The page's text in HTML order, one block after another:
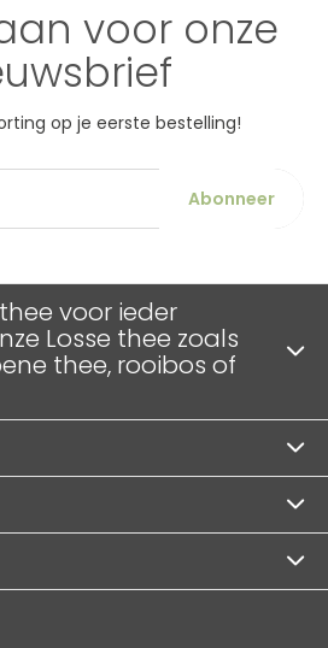
voor onze
op je eerste bestelling!
Abonneer
voor ieder
Losse thee zoals
thee, rooibos of